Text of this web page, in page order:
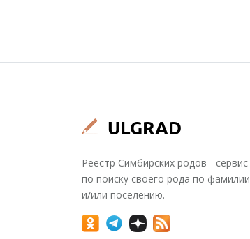
Реестр Симбирских родов - сервис
по поиску своего рода по фамилии
и/или поселению.